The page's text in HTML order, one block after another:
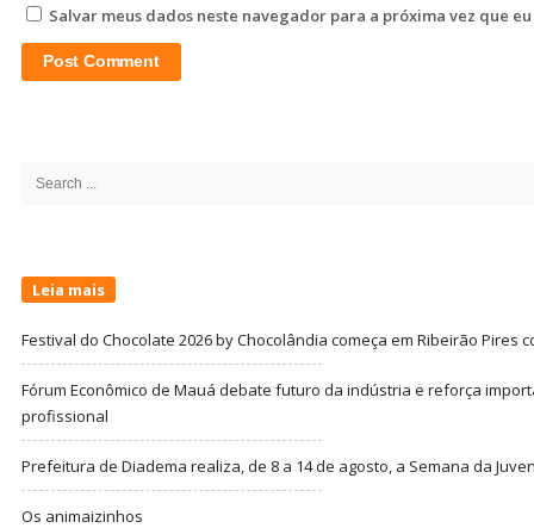
Salvar meus dados neste navegador para a próxima vez que
Search
Leia mais
Festival do Chocolate 2026 by Chocolândia começa em Ribeirão Pires
Fórum Econômico de Mauá debate futuro da indústria e reforça
profissional
Prefeitura de Diadema realiza, de 8 a 14 de agosto, a Semana da
Os animaizinhos